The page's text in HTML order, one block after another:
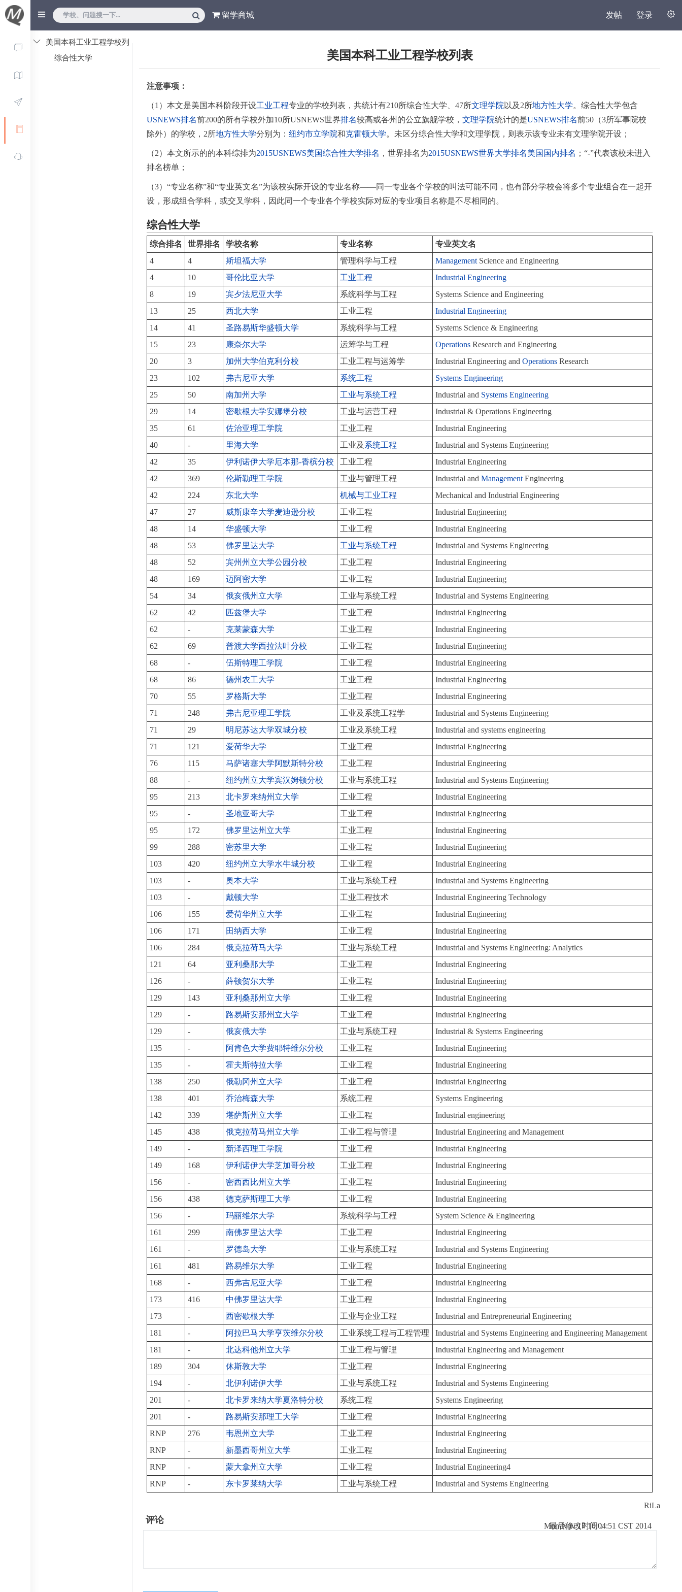
留学商城 发帖 登录
美国本科工业工程学校列
综合性大学 美国本科工业工程学校列表
注意事项：
（1）本文是美国本科阶段开设工业工程专业的学校列表，共统计有210所综合性大学、47所文理学院 以及2所地方性大学。综合性大学包含
USNEWS排名前200的所有学校外加10所USNEWS世界排名较高或各州的公立旗舰学校，文理学院统计的是USNEWS排名前50（3所军事院校
除外）的学校，2所地方性大学分别为：纽约市立学院和克雷顿大学。未区分综合性大学和文理学院，则表示该专业未有文理学院开设；
（2）本文所示的的本科综排为2015USNEWS美国综合性大学排名 ，世界排名为2015USNEWS世界大学排名美国国内排名 ；“-”代表该校未进入
排名榜单；
（3）“专业名称”和“专业英文名”为该校实际开设的专业名称——同一专业各个学校的叫法可能不同，也有部分学校会将多个专业组合在一起开
设，形成组合学科，或交叉学科，因此同一个专业各个学校实际对应的专业项目名称是不尽相同的。
综合性大学
综合排名 世界排名 学校名称 专业名称
专业英文名
4
4 斯坦福大学 管理科学与工程 Management Science and Engineering
4
10 哥伦比亚大学 工业工程
Industrial Engineering
8
19 宾夕法尼亚大学 系统科学与工程
Systems Science and Engineering
13
25 西北大学 工业工程
Industrial Engineering
14
41 圣路易斯华盛顿大学 系统科学与工程
Systems Science & Engineering
15
23 康奈尔大学 运筹学与工程 Operations Research and Engineering
20
3 加州大学伯克利分校 工业工程与运筹学 Industrial Engineering andOperations Research
23
102 弗吉尼亚大学 系统工程
Systems Engineering
25
50 南加州大学 工业与系统工程 Industrial and Systems Engineering
29
14 密歇根大学安娜堡分校 工业与运营工程
Industrial & Operations Engineering
35
61 佐治亚理工学院 工业工程
Industrial Engineering
40
- 里海大学 工业及 系统工程
Industrial and Systems Engineering
42
35 伊利诺伊大学厄本那-香槟分校 工业工程
Industrial Engineering
42
369 伦斯勒理工学院 工业与管理工程 Industrial andManagement Engineering
42
224 东北大学 机械与工业工程
Mechanical and Industrial Engineering
47
27 威斯康辛大学麦迪逊分校 工业工程
Industrial Engineering
48
14 华盛顿大学 工业工程
Industrial Engineering
48
53 佛罗里达大学 工业与系统工程
Industrial and Systems Engineering
48
52 宾州州立大学公园分校 工业工程
Industrial Engineering
48
169 迈阿密大学 工业工程
Industrial Engineering
54
34 俄亥俄州立大学 工业与系统工程
Industrial and Systems Engineering
62
42 匹兹堡大学 工业工程
Industrial Engineering
62
- 克莱蒙森大学 工业工程
Industrial Engineering
62
69 普渡大学西拉法叶分校 工业工程
Industrial Engineering
68
- 伍斯特理工学院 工业工程
Industrial Engineering
68
86 德州农工大学 工业工程
Industrial Engineering
70
55 罗格斯大学 工业工程
Industrial Engineering
71
248 弗吉尼亚理工学院 工业及系统工程学
Industrial and Systems Engineering
71
29 明尼苏达大学双城分校 工业及系统工程
Industrial and systems engineering
71
121 爱荷华大学 工业工程
Industrial Engineering
76
115 马萨诸塞大学阿默斯特分校 工业工程
Industrial Engineering
88
- 纽约州立大学宾汉姆顿分校 工业与系统工程
Industrial and Systems Engineering
95
213 北卡罗来纳州立大学 工业工程
Industrial Engineering
95
- 圣地亚哥大学 工业工程
Industrial Engineering
95
172 佛罗里达州立大学 工业工程
Industrial Engineering
99
288 密苏里大学 工业工程
Industrial Engineering
103
420 纽约州立大学水牛城分校 工业工程
Industrial Engineering
103
- 奥本大学 工业与系统工程
Industrial and Systems Engineering
103
- 戴顿大学 工业工程技术
Industrial Engineering Technology
106
155 爱荷华州立大学 工业工程
Industrial Engineering
106
171 田纳西大学 工业工程
Industrial Engineering
106
284 俄克拉荷马大学 工业与系统工程
Industrial and Systems Engineering: Analytics
121
64 亚利桑那大学 工业工程
Industrial Engineering
126
- 薛顿贺尔大学 工业工程
Industrial Engineering
129
143 亚利桑那州立大学 工业工程
Industrial Engineering
129
- 路易斯安那州立大学 工业工程
Industrial Engineering
129
- 俄亥俄大学 工业与系统工程
Industrial & Systems Engineering
135
- 阿肯色大学费耶特维尔分校 工业工程
Industrial Engineering
135
- 霍夫斯特拉大学 工业工程
Industrial Engineering
138
250 俄勒冈州立大学 工业工程
Industrial Engineering
138
401 乔治梅森大学 系统工程
Systems Engineering
142
339 堪萨斯州立大学 工业工程
Industrial engineering
145
438 俄克拉荷马州立大学 工业工程与管理
Industrial Engineering and Management
149
- 新泽西理工学院 工业工程
Industrial Engineering
149
168 伊利诺伊大学芝加哥分校 工业工程
Industrial Engineering
156
- 密西西比州立大学 工业工程
Industrial Engineering
156
438 德克萨斯理工大学 工业工程
Industrial Engineering
156
- 玛丽维尔大学 系统科学与工程
System Science & Engineering
161
299 南佛罗里达大学 工业工程
Industrial Engineering
161
- 罗德岛大学 工业与系统工程
Industrial and Systems Engineering
161
481 路易维尔大学 工业工程
Industrial Engineering
168
- 西弗吉尼亚大学 工业工程
Industrial Engineering
173
416 中佛罗里达大学 工业工程
Industrial Engineering
173
- 西密歇根大学 工业与企业工程
Industrial and Entrepreneurial Engineering
181
- 阿拉巴马大学亨茨维尔分校 工业系统工程与工程管理
Industrial and Systems Engineering and Engineering Management
181
- 北达科他州立大学 工业工程与管理
Industrial Engineering and Management
189
304 休斯敦大学 工业工程
Industrial Engineering
194
- 北伊利诺伊大学 工业与系统工程
Industrial and Systems Engineering
201
- 北卡罗来纳大学夏洛特分校 系统工程
Systems Engineering
201
- 路易斯安那理工大学 工业工程
Industrial Engineering
RNP
276 韦恩州立大学 工业工程
Industrial Engineering
RNP
- 新墨西哥州立大学 工业工程
Industrial Engineering
RNP
- 蒙大拿州立大学 工业工程
Industrial Engineering4
RNP
- 东卡罗莱纳大学 工业与系统工程 Industrial and Systems Engineering
RiLa
Mon Nov 17 10:04:51 CST 2014
最后修改时间：
评论